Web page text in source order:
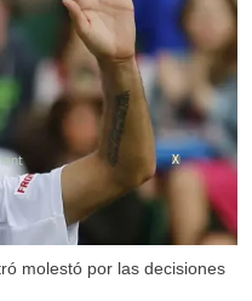
molestó por las decisiones
X